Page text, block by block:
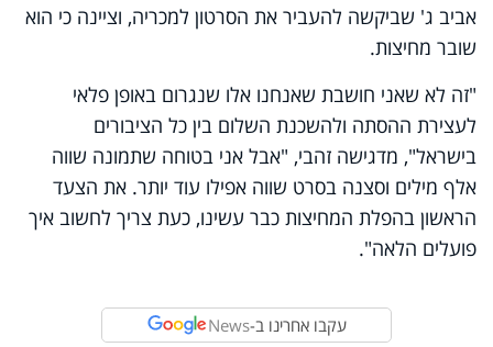
אביב ג' שביקשה להעביר את הסרטון למכריה, וציינה כי הוא
שובר מחיצות.
"זה לא שאני חושבת שאנחנו אלו שנגרום באופן פלאי
לעצירת ההסתה ולהשכנת השלום בין כל הציבורים
בישראל", מדגישה זהבי, "אבל אני בטוחה שתמונה שווה
אלף מילים וסצנה בסרט שווה אפילו עוד יותר. את הצעד
הראשון בהפלת המחיצות כבר עשינו, כעת צריך לחשוב איך
פועלים הלאה".
עקבו אחרינו ב-News